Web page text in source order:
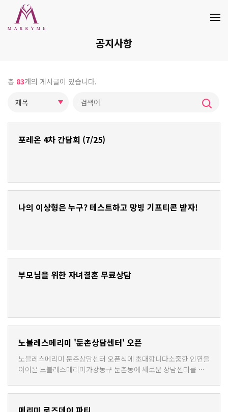
공지사항
총 83개의 게시글이 있습니다.
포레온 4차 간담회 (7/25)
나의 이상형은 누구? 테스트하고 망빙 기프티콘 받자!
부모님을 위한 자녀결혼 무료상담
노블레스메리미 '둔촌상담센터' 오픈
노블레스메리미 둔촌상담센터 오픈식에 초대합니다​소중한 인연을
이어온 노블레스메리미가강동구 둔촌동에 새로운 상담센터를 오
함께해 주시면 감사하겠습니다.